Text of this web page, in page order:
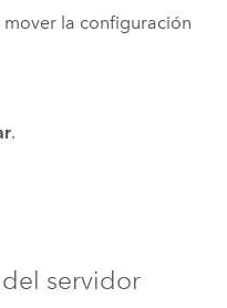
la configuración
.
servidor